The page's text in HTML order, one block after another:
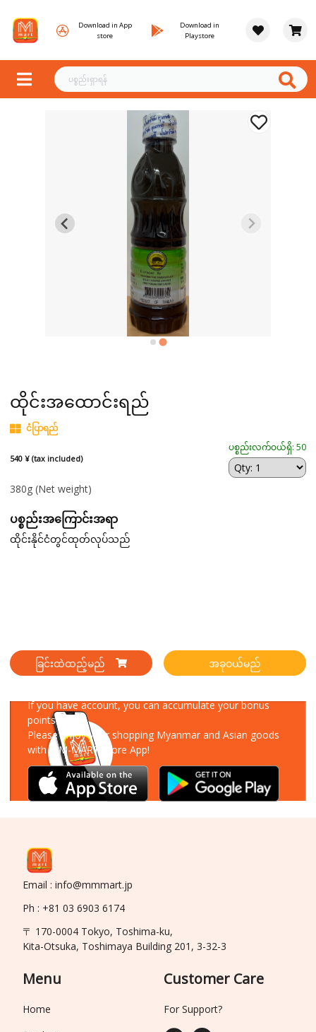
Download in App
store
Download in
Playstore
ထိုင်းအထောင်းရည်
ငံပြာရည်
540 ¥ (tax included)
ပစ္စည်းလက်ဝယ်ရှိ: 50
380g (Net weight)
ပစ္စည်းအကြောင်းအရာ
ထိုင်းနိုင်ငံတွင်ထုတ်လုပ်သည်
ခြင်းထဲထည့်မည် အခုဝယ်မည်
If you have account, you can accumulate your bonus
points!
Please enjoy your shopping Myanmar and Asian goods
with MM-MART Store App!
Email : info@mmmart.jp
Ph : +81 03 6903 6174
〒 170-0004 Tokyo, Toshima-ku,
Kita-Otsuka, Toshimaya Building 201, 3-32-3
Menu
Home
Customer Care
For Support?